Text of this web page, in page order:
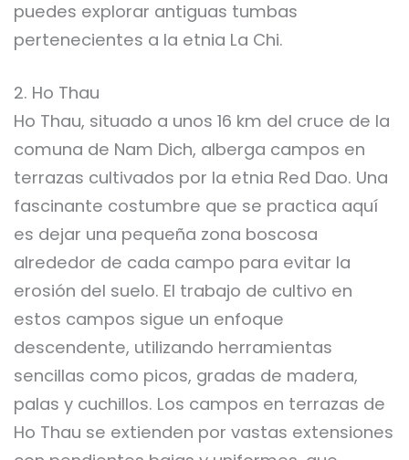
puedes explorar antiguas tumbas
pertenecientes a la etnia La Chi.
2. Ho Thau
Ho Thau, situado a unos 16 km del cruce de la
comuna de Nam Dich, alberga campos en
terrazas cultivados por la etnia Red Dao. Una
fascinante costumbre que se practica aquí
es dejar una pequeña zona boscosa
alrededor de cada campo para evitar la
erosión del suelo. El trabajo de cultivo en
estos campos sigue un enfoque
descendente, utilizando herramientas
sencillas como picos, gradas de madera,
palas y cuchillos. Los campos en terrazas de
Ho Thau se extienden por vastas extensiones